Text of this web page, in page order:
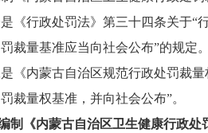
《行政处罚法》第三十四条关于“
裁量基准应当向社会公布”的规定。
《内蒙古自治区规范行政处罚裁
裁量权基准，并向社会公布”。
制 《内蒙古自治区卫生健康行政处